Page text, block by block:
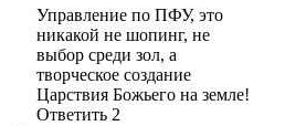
Управление по ПФУ, это
никакой не шопинг, не
выбор среди зол, а
творческое создание
Царствия Божьего на земле!
Ответить 2